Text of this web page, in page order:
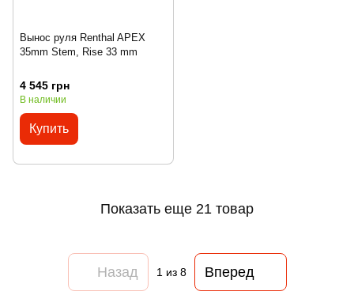
Вынос руля Renthal APEX
35mm Stem, Rise 33 mm
4 545 грн
В наличии
Купить
Показать еще 21 товар
Назад 1из 8 Вперед